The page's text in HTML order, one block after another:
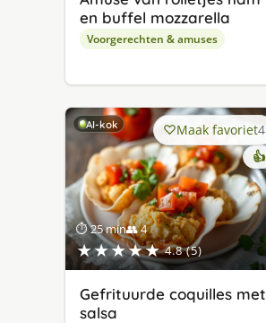
en buffel mozzarella
Voorgerechten & amuses
AI-kok
⏱ 25 min👥 4
★★★★★ 4.8 (5)
Maak favoriet4
👍
Gefrituurde coquilles met
salsa